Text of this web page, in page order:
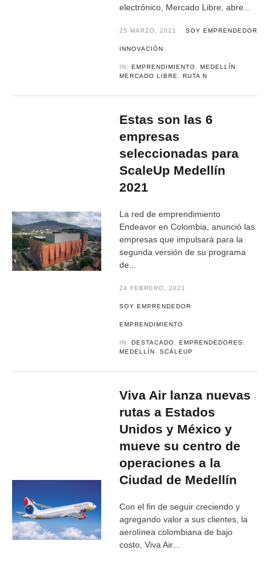
electrónico, Mercado Libre, abre...
25 MARZO, 2021 SOY EMPRENDEDOR
INNOVACIÓN
IN:EMPRENDIMIENTO ,MEDELLÍN
MERCADO LIBRE
,RUTA N
Estas son las 6
empresas
seleccionadas para
ScaleUp Medellín
2021
La red de emprendimiento
Endeavor en Colombia, anunció las
empresas que impulsará para la
segunda versión de su programa
de...
24 FEBRERO, 2021
SOY EMPRENDEDOR
EMPRENDIMIENTO
IN:DESTACADO ,EMPRENDEDORES
MEDELLÍN
,SCALEUP
Viva Air lanza nuevas
rutas a Estados
Unidos y México y
mueve su centro de
operaciones a la
Ciudad de Medellín
Con el fin de seguir creciendo y
agregando valor a sus clientes, la
aerolínea colombiana de bajo
costo, Viva Air...